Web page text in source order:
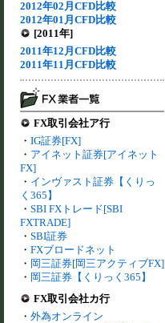
2012年02月CFD比較
2012年01月CFD比較
[2011年]
2011年12月CFD比較
2011年11月CFD比較
FX取引会社ア行
・ IG証券[FX]
・ アイネット証券[アイネット
FX]
・ インヴァスト証券【くりっ
く365】
・ SBI FXトレード[SBI
FXTRADE]
・ SBI証券
・ FXブロードネット
・ 岡三証券[岡三アクティブFX]
・ 岡三証券【くりっく365】
FX取引会社カ行
・ 外為オンライン